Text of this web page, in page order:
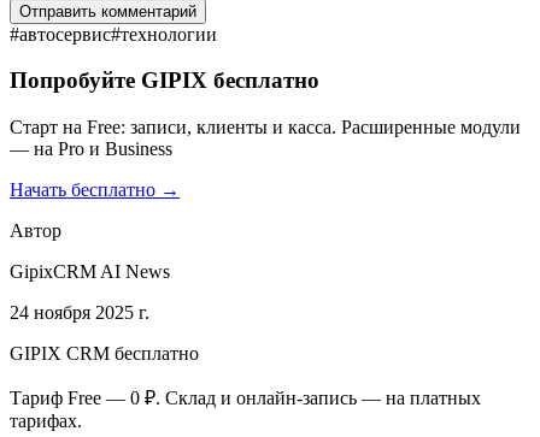
Отправить комментарий
#автосервис#технологии
Попробуйте GIPIX бесплатно
Старт на Free: записи, клиенты и касса. Расширенные модули
— на Pro и Business
Начать бесплатно →
Автор
GipixCRM AI News
24 ноября 2025 г.
GIPIX CRM бесплатно
Тариф Free — 0 ₽. Склад и онлайн-запись — на платных
тарифах.